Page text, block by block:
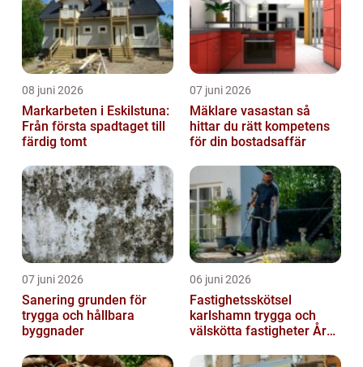
08 juni 2026
Markarbeten i Eskilstuna:
Från första spadtaget till
färdig tomt
07 juni 2026
Mäklare vasastan så
hittar du rätt kompetens
för din bostadsaffär
07 juni 2026
Sanering grunden för
trygga och hållbara
byggnader
06 juni 2026
Fastighetsskötsel
karlshamn trygga och
välskötta fastigheter Året